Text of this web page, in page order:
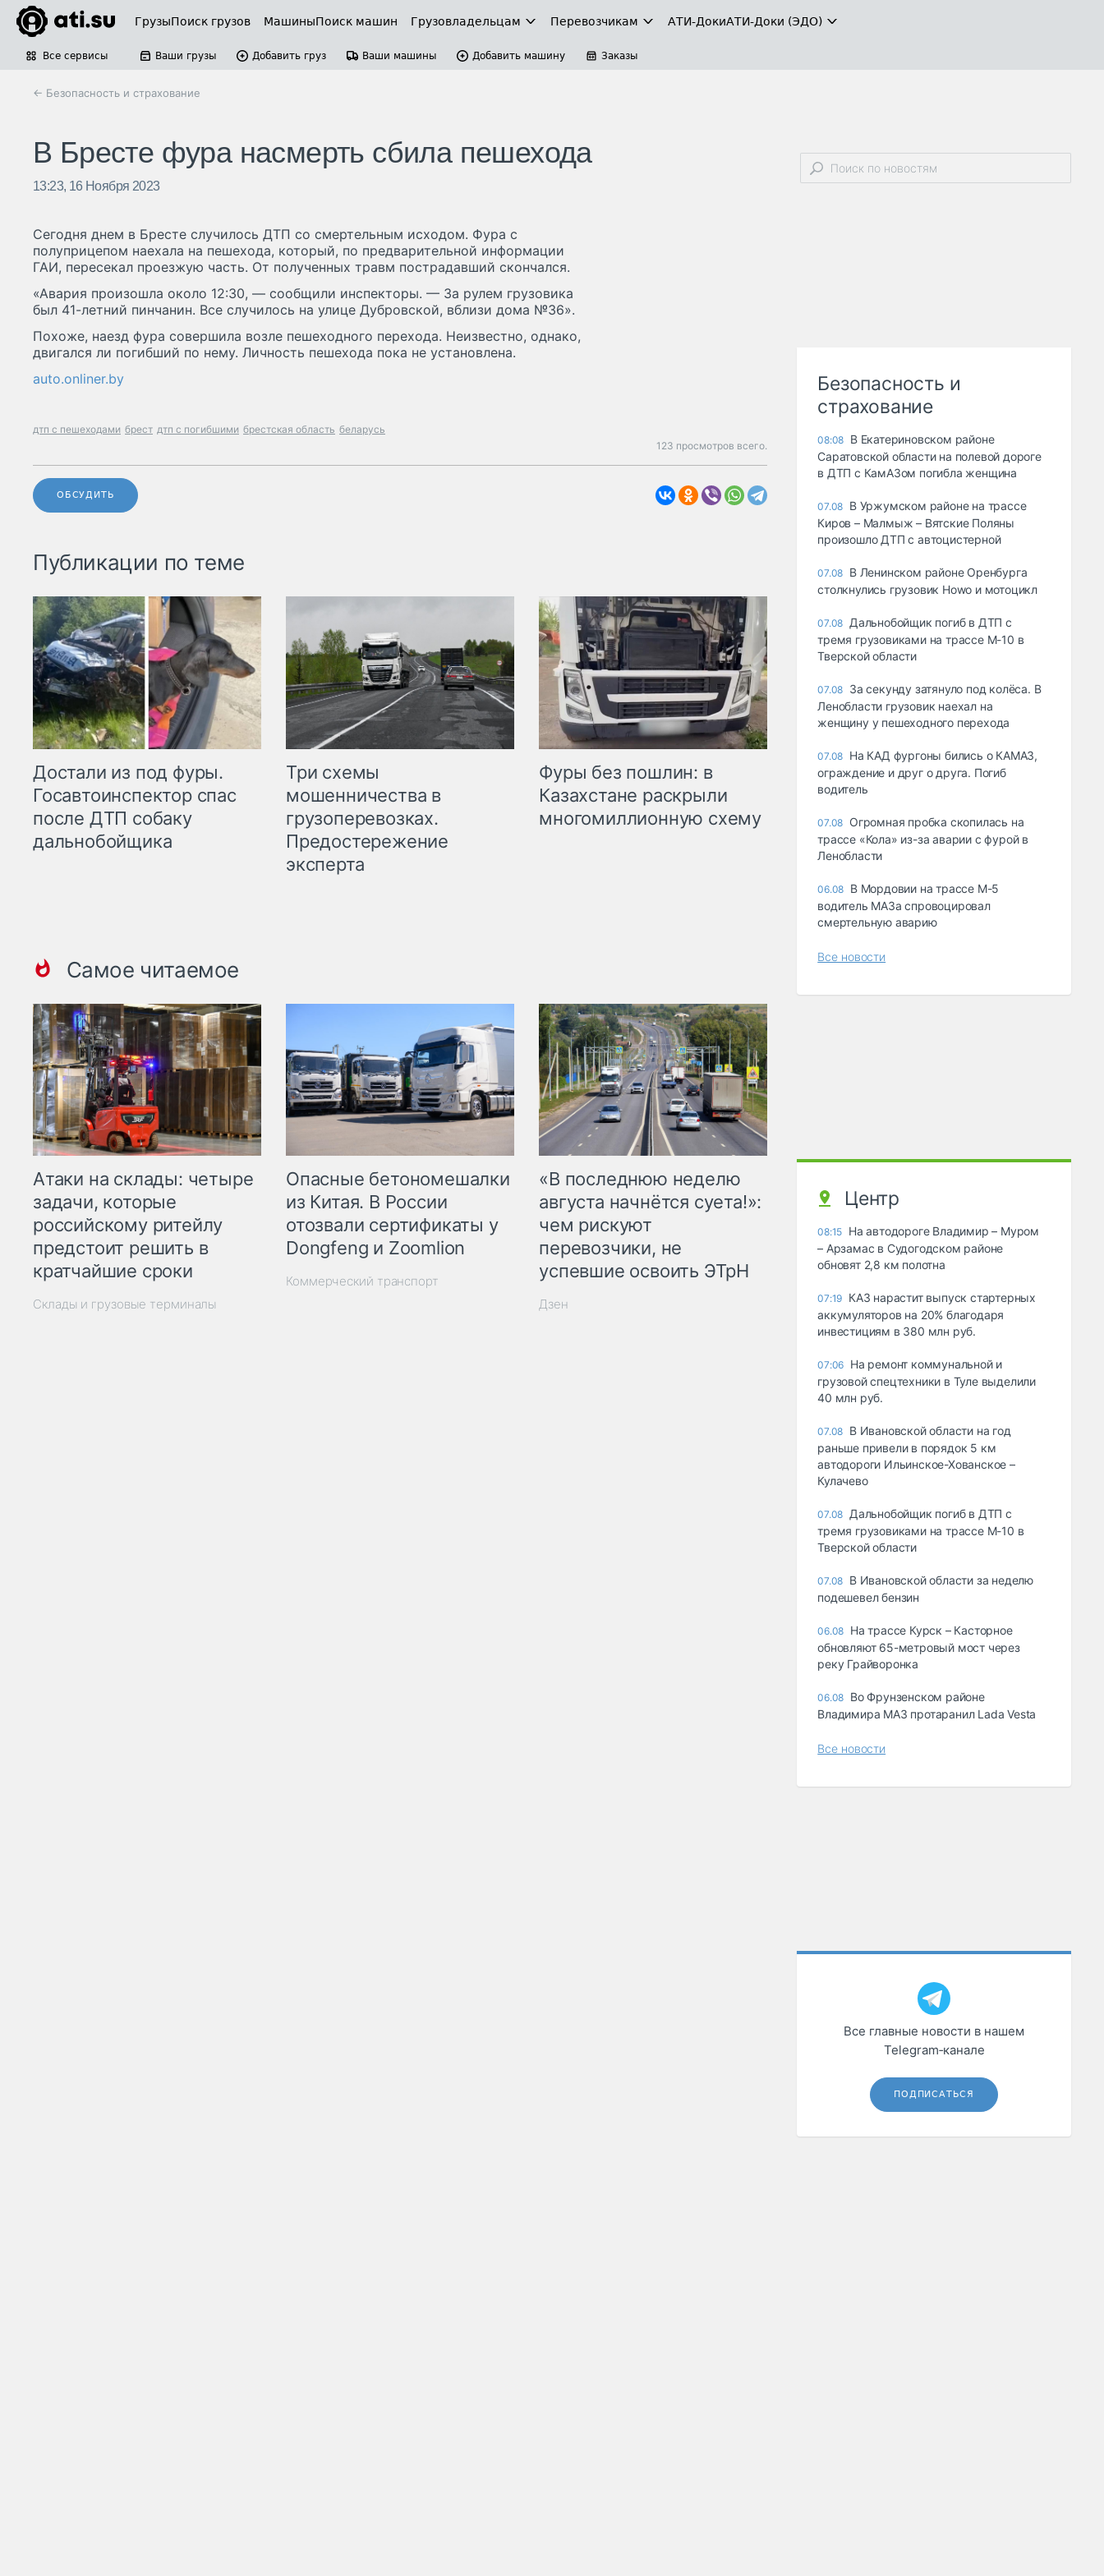
ГрузыПоиск грузов МашиныПоиск машин Грузовладельцам Перевозчикам АТИ-ДокиАТИ-Доки (ЭДО)
Все сервисы Ваши грузы Добавить груз Ваши машины Добавить машину Заказы
← Безопасность и страхование
В Бресте фура насмерть сбила пешехода
13:23, 16 Ноября 2023
Сегодня днем в Бресте случилось ДТП со смертельным исходом. Фура с
полуприцепом наехала на пешехода, который, по предварительной информации
ГАИ, пересекал проезжую часть. От полученных травм пострадавший скончался.
«Авария произошла около 12:30, — сообщили инспекторы. — За рулем грузовика
был 41-летний пинчанин. Все случилось на улице Дубровской, вблизи дома №36».
Похоже, наезд фура совершила возле пешеходного перехода. Неизвестно, однако,
двигался ли погибший по нему. Личность пешехода пока не установлена.
auto.onliner.by
дтп с пешеходами брест дтп с погибшими брестская область беларусь
123 просмотров всего.
ОБСУДИТЬ
Публикации по теме
Достали из под фуры.
Госавтоинспектор спас
после ДТП собаку
дальнобойщика
Три схемы
мошенничества в
грузоперевозках.
Предостережение
эксперта
Фуры без пошлин: в
Казахстане раскрыли
многомиллионную схему
Самое читаемое
Атаки на склады: четыре
задачи, которые
российскому ритейлу
предстоит решить в
кратчайшие сроки
Склады и грузовые терминалы
Опасные бетономешалки
из Китая. В России
отозвали сертификаты у
Dongfeng и Zoomlion
Коммерческий транспорт
«В последнюю неделю
августа начнётся суета!»:
чем рискуют
перевозчики, не
успевшие освоить ЭТрН
Дзен
Безопасность и
страхование
08:08 В Екатериновском районе
Саратовской области на полевой дороге
в ДТП с КамАЗом погибла женщина
07.08 В Уржумском районе на трассе
Киров – Малмыж – Вятские Поляны
произошло ДТП с автоцистерной
07.08 В Ленинском районе Оренбурга
столкнулись грузовик Howo и мотоцикл
07.08 Дальнобойщик погиб в ДТП с
тремя грузовиками на трассе М-10 в
Тверской области
07.08 За секунду затянуло под колёса. В
Ленобласти грузовик наехал на
женщину у пешеходного перехода
07.08 На КАД фургоны бились о КАМАЗ,
ограждение и друг о друга. Погиб
водитель
07.08 Огромная пробка скопилась на
трассе «Кола» из-за аварии с фурой в
Ленобласти
06.08 В Мордовии на трассе М-5
водитель МАЗа спровоцировал
смертельную аварию
Все новости
Центр
08:15 На автодороге Владимир – Муром
– Арзамас в Судогодском районе
обновят 2,8 км полотна
07:19 КАЗ нарастит выпуск стартерных
аккумуляторов на 20% благодаря
инвестициям в 380 млн руб.
07:06 На ремонт коммунальной и
грузовой спецтехники в Туле выделили
40 млн руб.
07.08 В Ивановской области на год
раньше привели в порядок 5 км
автодороги Ильинское-Хованское –
Кулачево
07.08 Дальнобойщик погиб в ДТП с
тремя грузовиками на трассе М-10 в
Тверской области
07.08 В Ивановской области за неделю
подешевел бензин
06.08 На трассе Курск – Касторное
обновляют 65-метровый мост через
реку Грайворонка
06.08 Во Фрунзенском районе
Владимира МАЗ протаранил Lada Vesta
Все новости
Все главные новости в нашем
Telegram‑канале
ПОДПИСАТЬСЯ